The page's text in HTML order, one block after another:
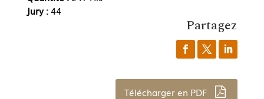
Jury :44
Partagez
Télécharger en PDF